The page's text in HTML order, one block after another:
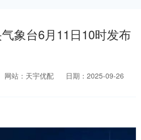
象台6月11日10时发布
网站：天宇优配
日期：2025-09-26